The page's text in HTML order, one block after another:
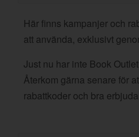
Här finns kampanjer och
att använda, exklusivt
Just nu har inte Book
Återkom gärna senare för
rabattkoder och bra